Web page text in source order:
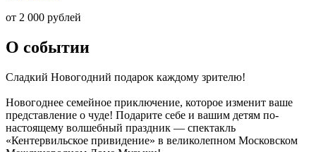
от 2 000 рублей
О событии
Сладкий Новогодний подарок каждому зрителю!
Новогоднее семейное приключение, которое изменит ваше
представление о чуде! Подарите себе и вашим детям по-
настоящему волшебный праздник — спектакль
«Кентервильское привидение» в великолепном Московском